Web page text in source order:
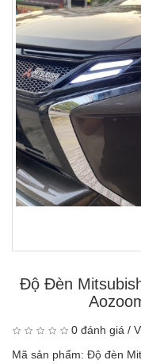
Độ Đèn
0 đánh giá /
Mã sản phẩm: Độ đèn